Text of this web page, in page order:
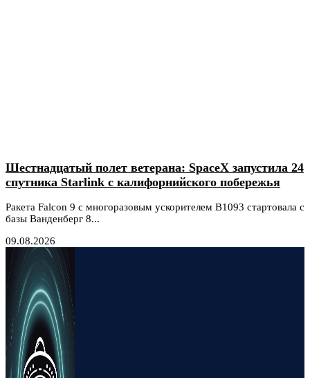
Шестнадцатый полет ветерана: SpaceX запустила 24
спутника Starlink с калифорнийского побережья
Ракета Falcon 9 с многоразовым ускорителем B1093 стартовала с
базы Ванденберг 8...
09.08.2026